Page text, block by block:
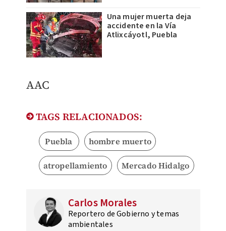
Una mujer muerta deja
accidente en la Vía
Atlixcáyotl, Puebla
AAC
TAGS RELACIONADOS:
Puebla hombre muerto
atropellamiento Mercado Hidalgo
Carlos Morales
Reportero de Gobierno y temas
ambientales